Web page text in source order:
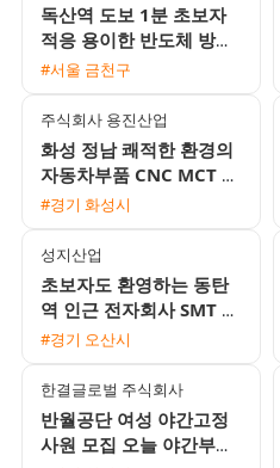
독산역 도보 1분 초보자
적응 용이한 반도체 방열
판 육안검사 사원 채용
#서울 금천구
주식회사 용진산업
화성 정남 쾌적한 환경의
자동차부품 CNC MCT 생
산직 채용
#경기 화성시
성지산업
초보자도 환영하는 동탄
역 인근 전자회사 SMT 조
립검사 및 오퍼레이터 채
#경기 오산시
한결글로벌 주식회사
반월공단 여성 야간고정
사원 모집 오늘 야간부터